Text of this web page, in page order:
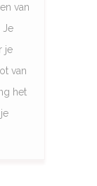
van
Je
je
van
het